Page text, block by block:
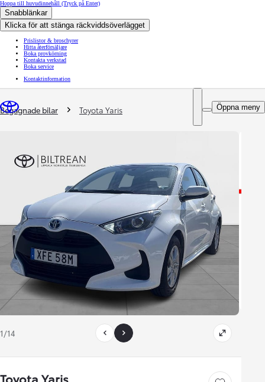
Hoppa till huvudinnehåll (Tryck på Enter)
Snabblänkar
Klicka för att stänga räckviddsöverlägget
Prislistor & broschyrer
Hitta återförsäljare
Boka provkörning
Kontakta verkstad
Boka service
Kontaktinformation
Öppna meny
You are here
Begagnade bilar Toyota Yaris
1/14
Toyota Yaris